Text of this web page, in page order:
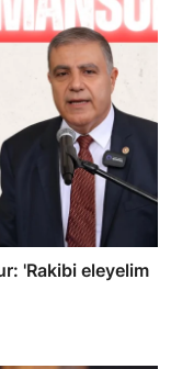
'Rakibi eleyelim